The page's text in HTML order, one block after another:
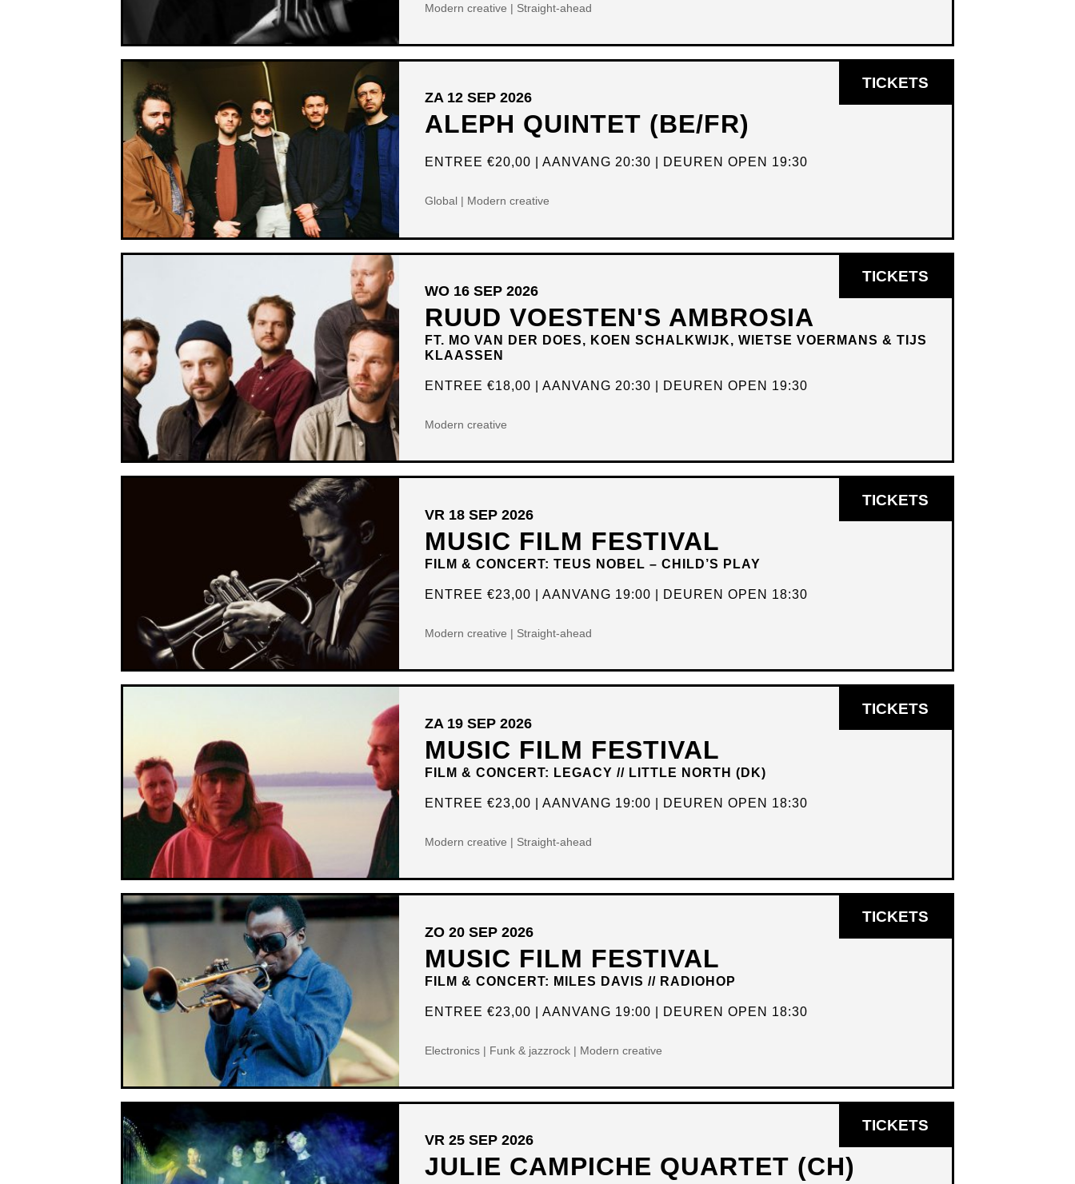
Modern creative | Straight-ahead
ALEPH QUINTET (BE/FR)
ZA 12 SEP 2026
ENTREE€20,00 AANVANG 20:30 DEUREN OPEN 19:30
Global | Modern creative
TICKETS
IN
RUUD VOESTEN'S AMBROSIA
FT. MO VAN DER DOES, KOEN SCHALKWIJK, WIETSE VOERMANS & TIJS
KLAASSEN
WO 16 SEP 2026
ENTREE€18,00 AANVANG 20:30 DEUREN OPEN 19:30
Modern creative
TICKETS
IN
MUSIC FILM FESTIVAL
FILM & CONCERT: TEUS NOBEL – CHILD’S PLAY
VR 18 SEP 2026
ENTREE€23,00 AANVANG 19:00 DEUREN OPEN 18:30
Modern creative | Straight-ahead
TICKETS
IN
MUSIC FILM FESTIVAL
FILM & CONCERT: LEGACY // LITTLE NORTH (DK)
ZA 19 SEP 2026
ENTREE€23,00 AANVANG 19:00 DEUREN OPEN 18:30
Modern creative | Straight-ahead
TICKETS
IN
MUSIC FILM FESTIVAL
FILM & CONCERT: MILES DAVIS // RADIOHOP
ZO 20 SEP 2026
ENTREE€23,00 AANVANG 19:00 DEUREN OPEN 18:30
Electronics | Funk & jazzrock | Modern creative
TICKETS
IN
JULIE CAMPICHE QUARTET (CH)
VR 25 SEP 2026
TICKETS
IN